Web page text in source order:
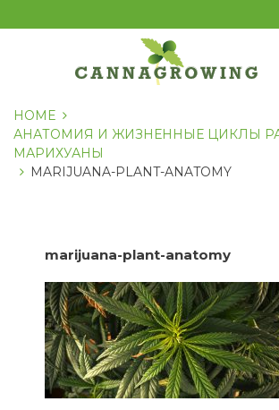
к
HOME
АНАТОМИЯ И ЖИЗНЕННЫЕ ЦИКЛЫ
МАРИХУАНЫ
MARIJUANA-PLANT-ANATOMY
marijuana-plant-anatomy